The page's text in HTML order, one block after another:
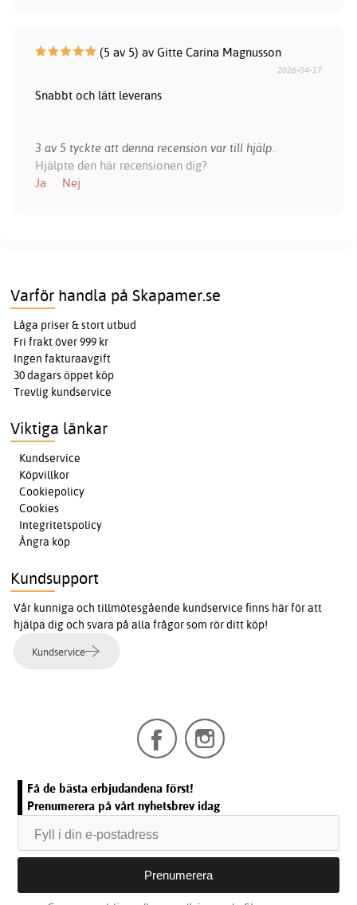
(5 av 5) av Gitte Carina Magnusson
2026-04-17
Snabbt och lätt leverans
3 av 5 tyckte att denna recension var till hjälp.
Hjälpte den här recensionen dig?
Ja
Nej
Varför handla på Skapamer.se
Låga priser & stort utbud
Fri frakt över 999 kr
Ingen fakturaavgift
30 dagars öppet köp
Trevlig kundservice
Viktiga länkar
Kundservice
Köpvillkor
Cookiepolicy
Cookies
Integritetspolicy
Ångra köp
Kundsupport
Vår kunniga och tillmötesgående kundservice finns här för att
hjälpa dig och svara på alla frågor som rör ditt köp!
Kundservice
Få de bästa erbjudandena först!
Prenumerera på vårt nyhetsbrev idag